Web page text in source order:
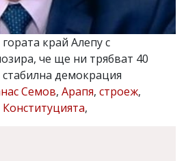
край Алепу с
че ще ни трябват 40
демокрация
Семов, Арапя, строеж,
Конституцията,